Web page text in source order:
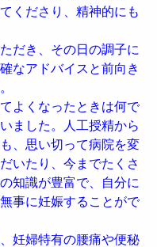
くださり、精神的にも
だき、その日の調子に
なアドバイスと前向き
よくなったときは何で
ました。人工授精から
、思い切って病院を変
いたり、今までたくさ
知識が豊富で、自分に
事に妊娠することがで
妊婦特有の腰痛や便秘